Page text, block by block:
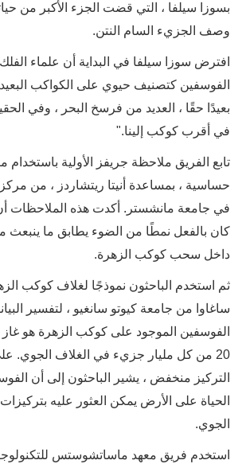
بسوزا سيلفا ، التي قضت الجزء الأكبر من
وصف الجزيء السام النتن.
افترض سوزا سيلفا في البداية أن علماء
الفوسفين كتصنيف حيوي على الكواكب
بعيدًا حقًا ، العديد من فرسخ البحر ، وفي
في أقرب كوكب إلينا."
تابع الفريق ملاحظة جريفز الأولية باستخدام
حساسية ، بمساعدة أنيتا ريتشاردز ، من مركز
في جامعة مانشستر. أكدت هذه الملاحظات
كان بالفعل نمطًا من الضوء يطابق ما ينبعث
داخل سحب كوكب الزهرة.
ثم استخدم الباحثون نموذجًا لغلاف كوكب
ساغاوا من جامعة كيوتو سانغيو ، لتفسير
الفوسفين الموجود على كوكب الزهرة هو غاز
20 من كل مليار جزيء في الغلاف الجوي.
التركيز منخفض ، يشير الباحثون إلى أن
الحياة على الأرض يمكن العثور عليه
الجوي.
استخدم فريق معهد ماساتشوستس